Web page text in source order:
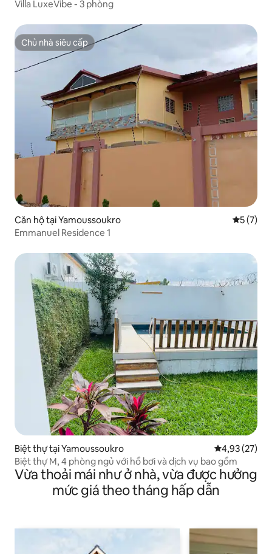
Villa LuxeVibe - 3 phòng
Chủ nhà siêu cấp
Chủ nhà siêu cấp
Căn hộ tại Yamoussoukro Xếp5 (7)
Emmanuel Residence 1
Biệt thự tại Yamoussoukro Xếp hạng
4,93 (27)
Biệt thự M, 4 phòng ngủ với hồ bơi và dịch vụ bao gồm
Vừa thoải mái như ở nhà, vừa được hưởng
mức giá theo tháng hấp dẫn